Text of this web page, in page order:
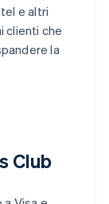
e altri
clienti che
la
Club